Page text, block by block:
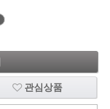
관심상품